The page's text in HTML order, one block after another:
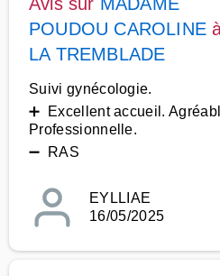
POUDOU CAROLINE
LA TREMBLADE
Suivi gynécologie.
➕ Excellent accueil.
Professionnelle.
➖ RAS
EYLLIAE
16/05/2025